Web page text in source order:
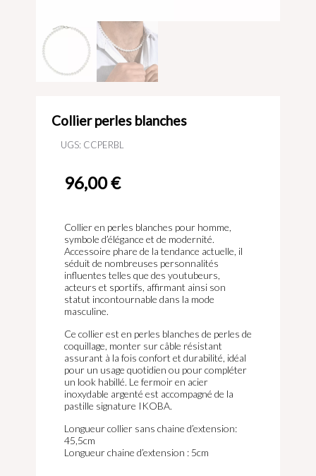
Collier perles blanches
UGS: CCPERBL
96,00€
Collier en perles blanches pour homme,
symbole d’élégance et de modernité.
Accessoire phare de la tendance actuelle, il
séduit de nombreuses personnalités
influentes telles que des youtubeurs,
acteurs et sportifs, affirmant ainsi son
statut incontournable dans la mode
masculine.
Ce collier est en perles blanches de perles de
coquillage, monter sur câble résistant
assurant à la fois confort et durabilité, idéal
pour un usage quotidien ou pour compléter
un look habillé. Le fermoir en acier
inoxydable argenté est accompagné de la
pastille signature IKOBA.
Longueur collier sans chaine d’extension:
45,5cm
Longueur chaine d’extension : 5cm